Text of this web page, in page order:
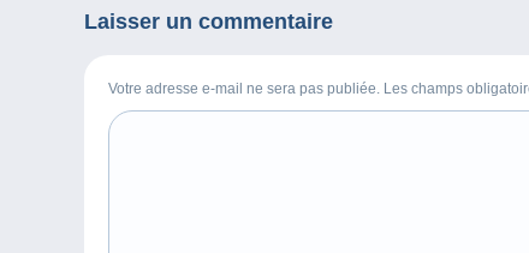
Laisser un commentaire
Votre adresse e-mail ne sera pas publiée. Les champs